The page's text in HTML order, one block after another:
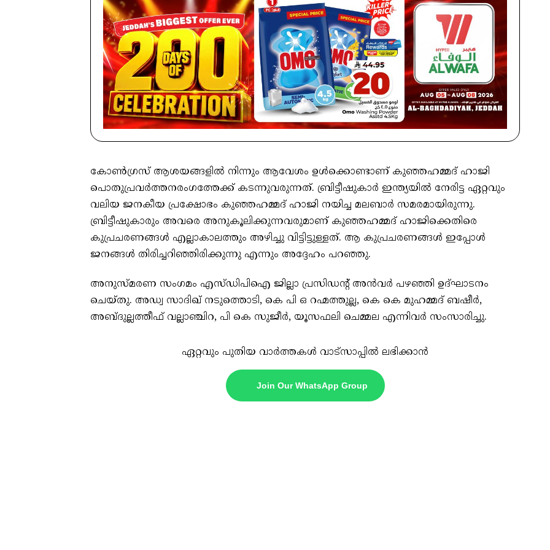
കോൺഗ്രസ് ആശയങ്ങളിൽ നിന്നും ആവേശം ഉൾക്കൊണ്ടാണ് കുഞ്ഞഹമ്മദ് ഹാജി
പൊതുപ്രവർത്തനരംഗത്തേക്ക് കടന്നുവരുന്നത്. ബ്രിട്ടീഷുകാർ ഇന്ത്യയിൽ നേരിട്ട ഏറ്റവും
വലിയ ജനകീയ പ്രക്ഷോഭം കുഞ്ഞഹമ്മദ് ഹാജി നയിച്ച മലബാർ സമരമായിരുന്നു.
ബ്രിട്ടീഷുകാരും അവരെ അനുകൂലിക്കുന്നവരുമാണ് കുഞ്ഞഹമ്മദ് ഹാജിക്കെതിരെ
കുപ്രചരണങ്ങൾ എല്ലാകാലത്തും അഴിച്ചു വിട്ടിട്ടുള്ളത്. ആ കുപ്രചരണങ്ങൾ ഇപ്പോൾ
ജനങ്ങൾ തിരിച്ചറിഞ്ഞിരിക്കുന്നു എന്നും അദ്ദേഹം പറഞ്ഞു.
അനുസ്മരണ സംഗമം എസ്ഡിപിഐ ജില്ലാ പ്രസിഡന്റ് അൻവർ പഴഞ്ഞി ഉദ്ഘാടനം
ചെയ്തു. അഡ്വ സാദിഖ് നടുത്തൊടി, കെ പി ഒ റഹ്മത്തുല്ല, കെ കെ മുഹമ്മദ് ബഷീർ,
അബ്ദുല്ലത്തീഫ് വല്ലാഞ്ചിറ, പി കെ സുജീർ, യൂസഫലി ചെമ്മല എന്നിവർ സംസാരിച്ചു.
ഏറ്റവും പുതിയ വാർത്തകൾ വാട്സാപ്പിൽ ലഭിക്കാൻ
Join Our WhatsApp Group